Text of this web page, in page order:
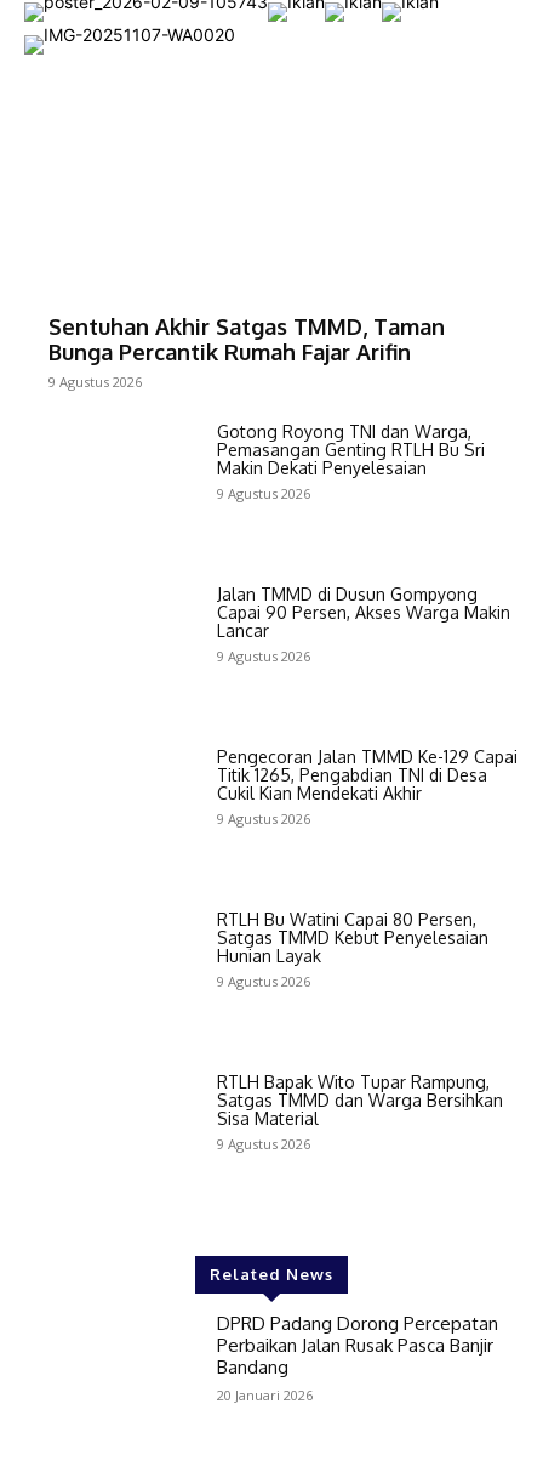
Sentuhan Akhir Satgas TMMD, Taman
Bunga Percantik Rumah Fajar Arifin
9 Agustus 2026
Gotong Royong TNI dan Warga,
Pemasangan Genting RTLH Bu Sri
Makin Dekati Penyelesaian
9 Agustus 2026
Jalan TMMD di Dusun Gompyong
Capai 90 Persen, Akses Warga Makin
Lancar
9 Agustus 2026
Pengecoran Jalan TMMD Ke-129 Capai
Titik 1265, Pengabdian TNI di Desa
Cukil Kian Mendekati Akhir
9 Agustus 2026
RTLH Bu Watini Capai 80 Persen,
Satgas TMMD Kebut Penyelesaian
Hunian Layak
9 Agustus 2026
RTLH Bapak Wito Tupar Rampung,
Satgas TMMD dan Warga Bersihkan
Sisa Material
9 Agustus 2026
Related News
DPRD Padang Dorong Percepatan
Perbaikan Jalan Rusak Pasca Banjir
Bandang
20 Januari 2026